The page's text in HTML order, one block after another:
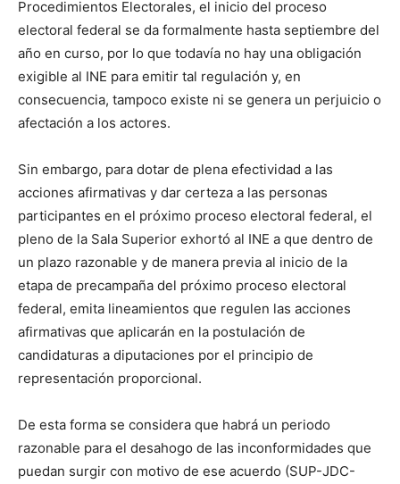
Procedimientos Electorales, el inicio del proceso
electoral federal se da formalmente hasta septiembre del
año en curso, por lo que todavía no hay una obligación
exigible al INE para emitir tal regulación y, en
consecuencia, tampoco existe ni se genera un perjuicio o
afectación a los actores.
Sin embargo, para dotar de plena efectividad a las
acciones afirmativas y dar certeza a las personas
participantes en el próximo proceso electoral federal, el
pleno de la Sala Superior exhortó al INE a que dentro de
un plazo razonable y de manera previa al inicio de la
etapa de precampaña del próximo proceso electoral
federal, emita lineamientos que regulen las acciones
afirmativas que aplicarán en la postulación de
candidaturas a diputaciones por el principio de
representación proporcional.
De esta forma se considera que habrá un periodo
razonable para el desahogo de las inconformidades que
puedan surgir con motivo de ese acuerdo (SUP-JDC-